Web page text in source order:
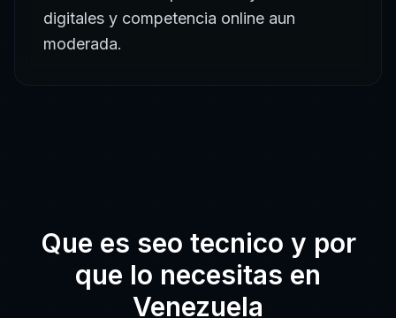
digitales y competencia online aun
moderada.
Que es seo tecnico y por
que lo necesitas en
Venezuela